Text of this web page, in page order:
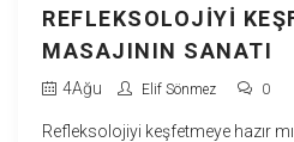
REFLEKSOLOJIYI
MASAJININ SANATI
4Ağu Elif Sönmez 0
Refleksolojiyi keşfetmeye hazır